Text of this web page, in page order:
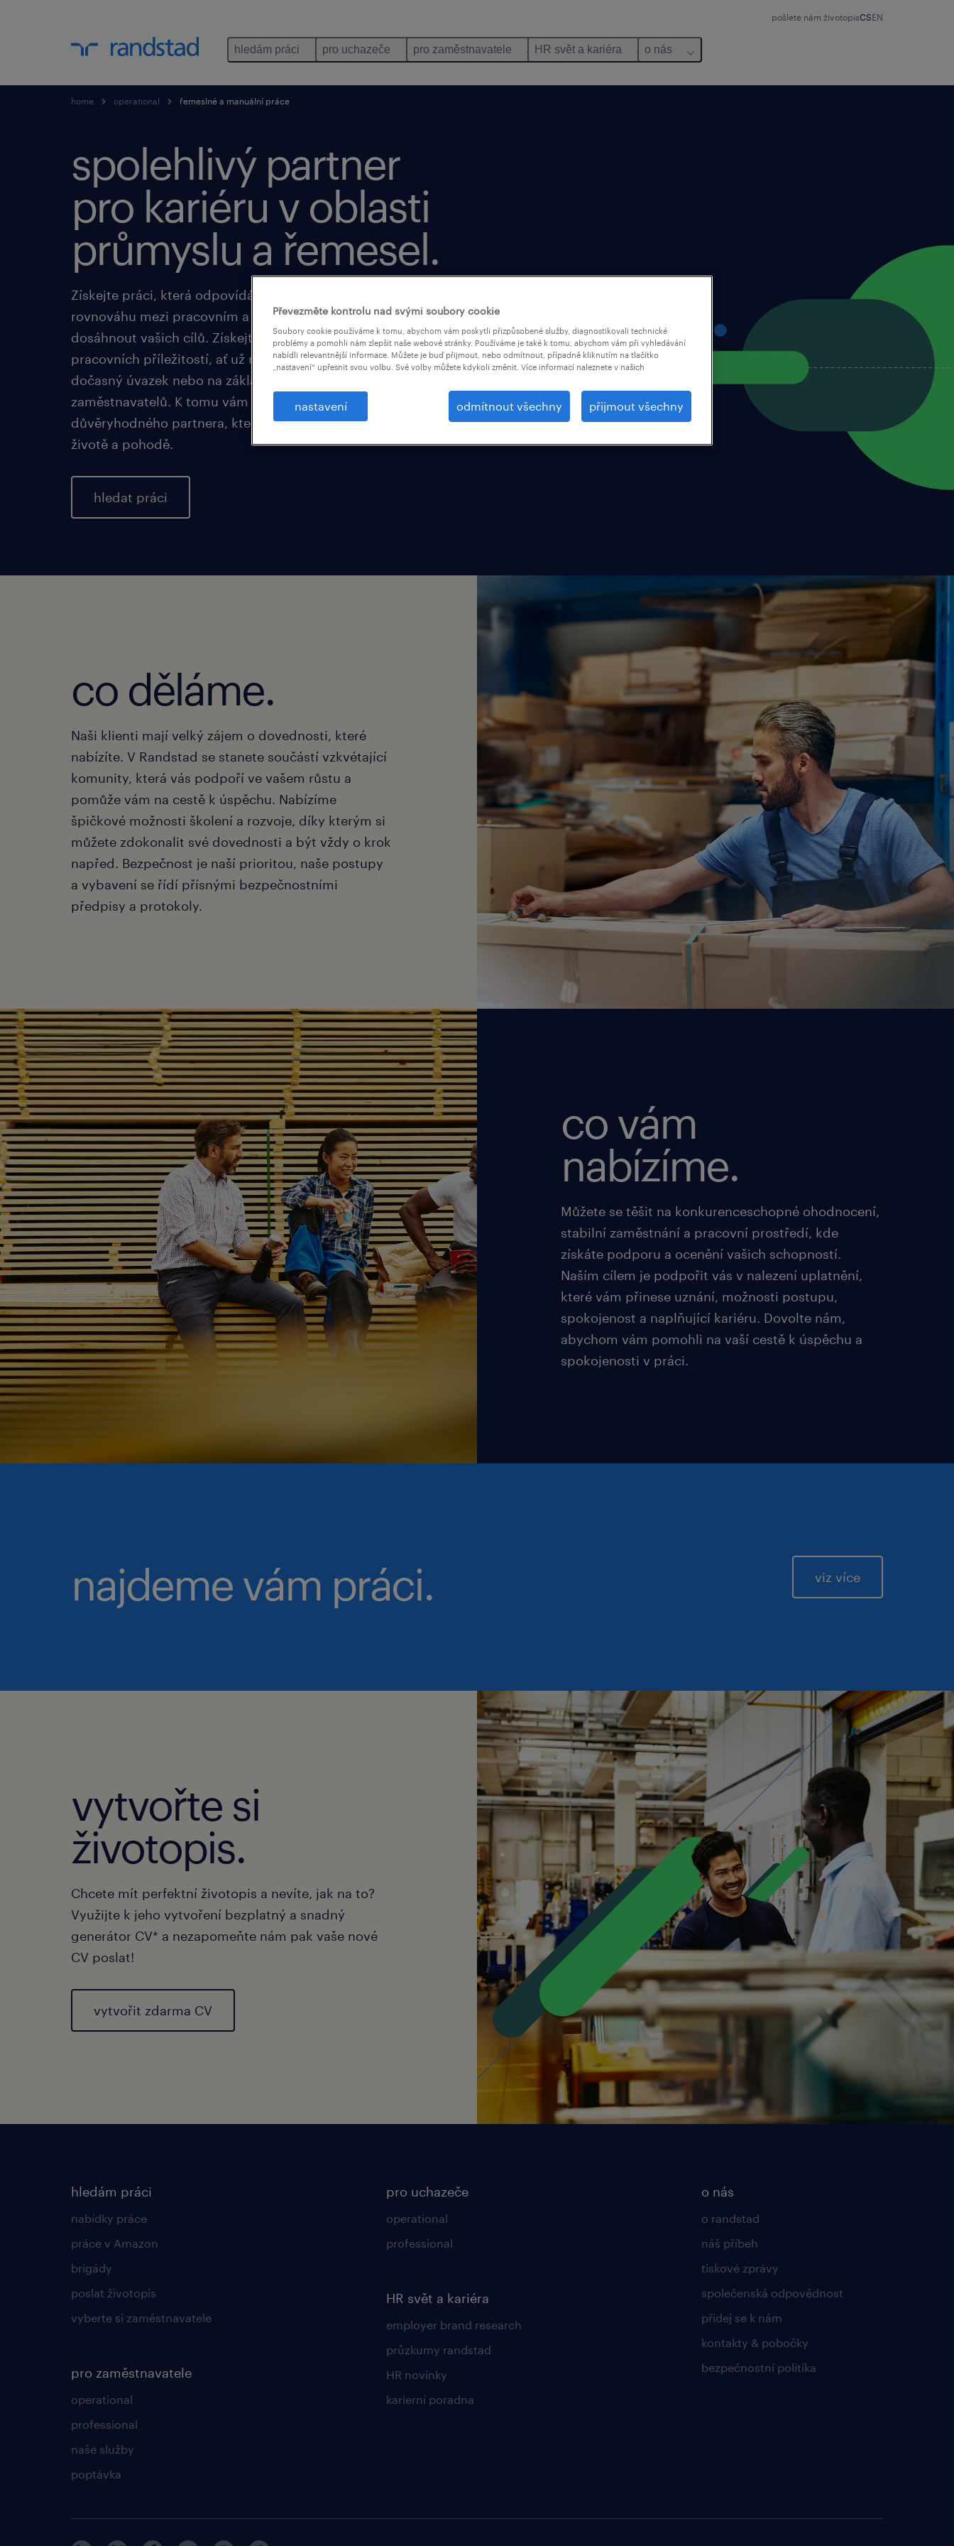
pošlete nám životopisCSEN
hledám práci pro uchazeče pro zaměstnavatele HR svět a kariéra o nás
home operational řemeslné a manuální práce
spolehlivý partner
pro kariéru v oblasti
průmyslu a řemesel.
Získejte práci, která odpovídá vašim schopnostem, podporuje
rovnováhu mezi pracovním a osobním životem a pomáhá vám
dosáhnout vašich cílů. Získejte přístup k široké škále
pracovních příležitostí, ať už na hlavní pracovní poměr,
dočasný úvazek nebo na základě smlouvy, u nejlepších
zaměstnavatelů. K tomu vám nabídneme průběžné školení od
důvěryhodného partnera, kterému záleží na vašem pracovním
životě a pohodě.
hledat práci
co děláme.
Naši klienti mají velký zájem o dovednosti, které
nabízíte. V Randstad se stanete součástí vzkvétající
komunity, která vás podpoří ve vašem růstu a
pomůže vám na cestě k úspěchu. Nabízíme
špičkové možnosti školení a rozvoje, díky kterým si
můžete zdokonalit své dovednosti a být vždy o krok
napřed. Bezpečnost je naší prioritou, naše postupy
a vybavení se řídí přísnými bezpečnostními
předpisy a protokoly.
co vám
nabízíme.
Můžete se těšit na konkurenceschopné ohodnocení,
stabilní zaměstnání a pracovní prostředí, kde
získáte podporu a ocenění vašich schopností.
Naším cílem je podpořit vás v nalezení uplatnění,
které vám přinese uznání, možnosti postupu,
spokojenost a naplňující kariéru. Dovolte nám,
abychom vám pomohli na vaší cestě k úspěchu a
spokojenosti v práci.
najdeme vám práci. viz více
vytvořte si
životopis.
Chcete mít perfektní životopis a nevíte, jak na to?
Využijte k jeho vytvoření bezplatný a snadný
generátor CV* a nezapomeňte nám pak vaše nové
CV poslat!
vytvořit zdarma CV
hledám práci
nabídky práce
práce v Amazon
brigády
poslat životopis
vyberte si zaměstnavatele
pro zaměstnavatele
operational
professional
naše služby
poptávka
pro uchazeče
operational
professional
HR svět a kariéra
employer brand research
průzkumy randstad
HR novinky
karierní poradna
o nás
o randstad
náš příbeh
tiskové zprávy
společenská odpovědnost
přidej se k nám
kontakty & pobočky
bezpečnostní politika
Převezměte kontrolu nad svými soubory cookie
Soubory cookie používáme k tomu, abychom vám poskytli přizpůsobené služby, diagnostikovali technické
problémy a pomohli nám zlepšit naše webové stránky. Používáme je také k tomu, abychom vám při vyhledávání
nabídli relevantnější informace. Můžete je buď přijmout, nebo odmítnout, případně kliknutím na tlačítko
„nastavení“ upřesnit svou volbu. Své volby můžete kdykoli změnit. Více informací naleznete v našich
nastavení odmítnout všechny přijmout všechny